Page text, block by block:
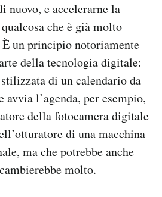
nuovo, e accelerarne la
che è già molto
un principio notoriamente
della tecnologia digitale:
di un calendario da
avvia l’agenda, per esempio,
della fotocamera digitale
di una macchina
ma che potrebbe anche
molto.